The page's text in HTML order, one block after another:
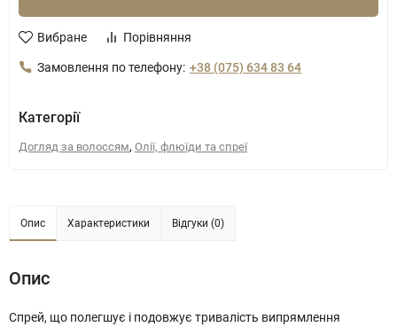
Вибране Порівняння
Замовлення по телефону: +38 (075) 634 83 64
Категорії
Догляд за волоссям, Олії, флюїди та спреї
Опис Характеристики Відгуки (0)
Опис
Спрей, що полегшує і подовжує тривалість випрямлення